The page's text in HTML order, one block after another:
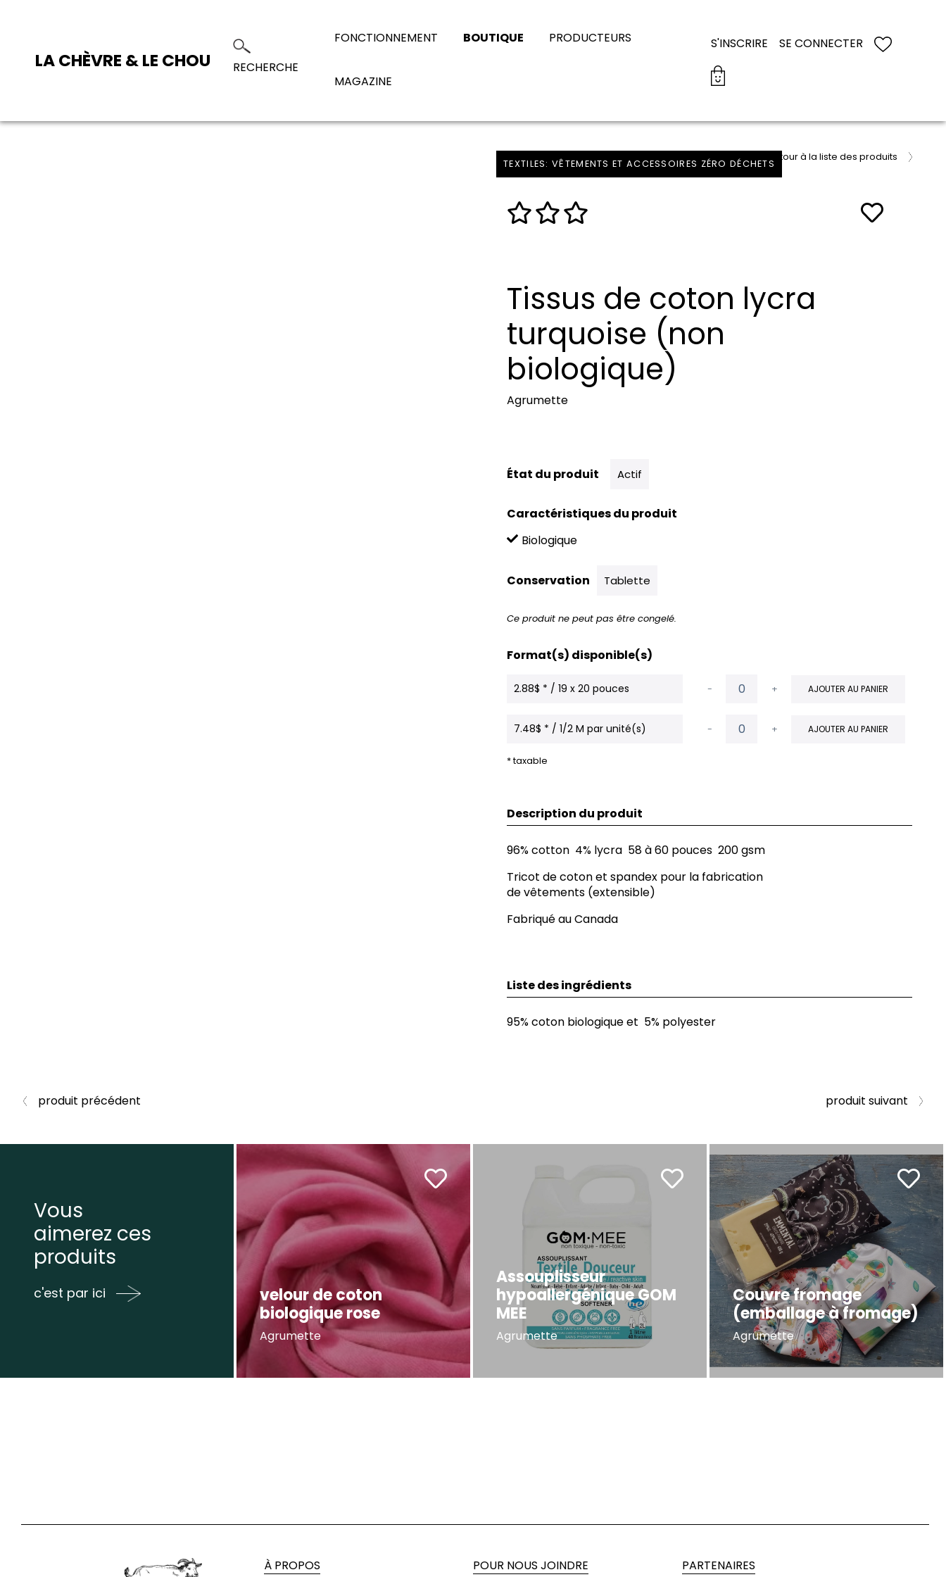
LA CHÈVRE & LE CHOU RECHERCHE
FONCTIONNEMENT BOUTIQUE PRODUCTEURS
MAGAZINE
S'INSCRIRE SE CONNECTER
TEXTILES: VÊTEMENTS ET ACCESSOIRES ZÉRO DÉCHETS
retour à la liste des produits
Tissus de coton lycra
turquoise (non
biologique)
Agrumette
État du produit Actif
Caractéristiques du produit
Biologique
Conservation Tablette
Ce produit ne peut pas être congelé.
Format(s) disponible(s)
2.88$ * / 19 x 20 pouces - + AJOUTER AU PANIER
7.48$ * / 1/2 M par unité(s) - + AJOUTER AU PANIER
* taxable
Description du produit
96% cotton 4% lycra 58 à 60 pouces 200 gsm
Tricot de coton et spandex pour la fabrication
de vêtements (extensible)
Fabriqué au Canada
Liste des ingrédients
95% coton biologique et 5% polyester
produit précédent produit suivant
Vous
aimerez ces
produits
c'est par ici
velour de coton
biologique rose
Agrumette
Assouplisseur
hypoallergénique GOM
MEE
Agrumette
Couvre fromage
(emballage à fromage)
Agrumette
À PROPOS POUR NOUS JOINDRE PARTENAIRES